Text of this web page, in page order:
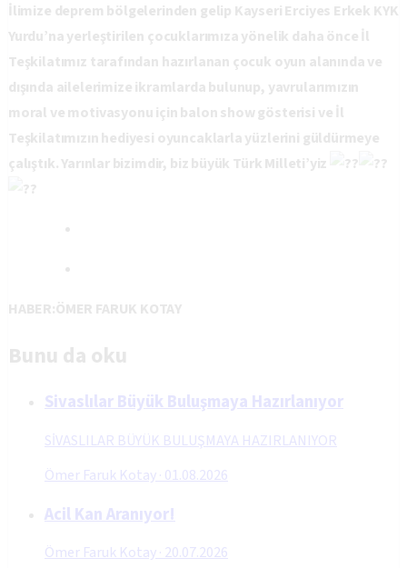
İlimize deprem bölgelerinden gelip Kayseri Erciyes Erkek KYK
Yurdu’na yerleştirilen çocuklarımıza yönelik daha önce İl
Teşkilatımız tarafından hazırlanan çocuk oyun alanında ve
dışında ailelerimize ikramlarda bulunup, yavrularımızın
moral ve motivasyonu için balon show gösterisi ve İl
Teşkilatımızın hediyesi oyuncaklarla yüzlerini güldürmeye
çalıştık. Yarınlar bizimdir, biz büyük Türk Milleti’yiz
HABER:ÖMER FARUK KOTAY
Bunu da oku
Sivaslılar Büyük Buluşmaya Hazırlanıyor
SİVASLILAR BÜYÜK BULUŞMAYA HAZIRLANIYOR
Ömer Faruk Kotay· 01.08.2026
Acil Kan Aranıyor!
Ömer Faruk Kotay· 20.07.2026